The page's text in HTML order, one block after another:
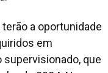
a oportunidade
em
que